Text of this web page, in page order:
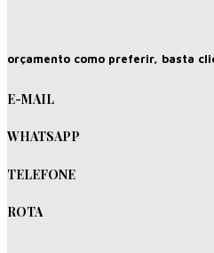
orçamento como preferir, basta
E-MAIL
WHATSAPP
TELEFONE
ROTA